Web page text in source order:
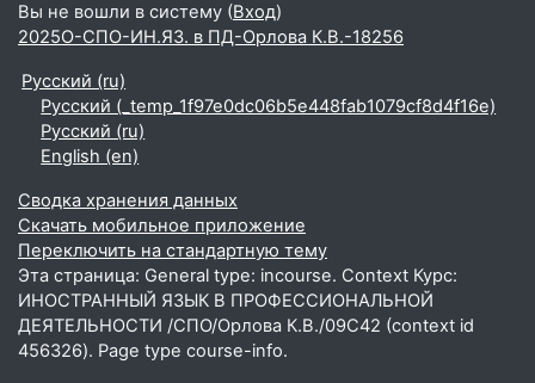
Вы не вошли в систему (Вход)
2025О-СПО-ИН.ЯЗ. в ПД-Орлова К.В.-18256
Русский ‎(ru)‎
Русский ‎(_temp_1f97e0dc06b5e448fab1079cf8d4f16e)‎
Русский ‎(ru)‎
English ‎(en)‎
Сводка хранения данных
Скачать мобильное приложение
Переключить на стандартную тему
Эта страница: General type: incourse. Context Курс:
ИНОСТРАННЫЙ ЯЗЫК В ПРОФЕССИОНАЛЬНОЙ
ДЕЯТЕЛЬНОСТИ /СПО/Орлова К.В./09С42 (context id
456326). Page type course-info.